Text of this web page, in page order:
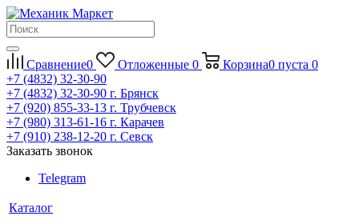
Сравнение0 Отложенные 0 Корзина0 пуста 0
+7 (4832) 32-30-90
+7 (4832) 32-30-90 г. Брянск
+7 (920) 855-33-13 г. Трубчевск
+7 (980) 313-61-16 г. Карачев
+7 (910) 238-12-20 г. Севск
Заказать звонок
Telegram
Каталог